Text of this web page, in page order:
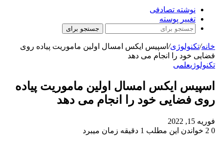
نوشته تصادفی
تغییر پوسته
جستجو برای
خانه/تکنولوژی/ اسپیس ایکس امسال اولین ماموریت پیاده روی
فضایی خود را انجام می دهد
تکنولوژیعلمی
اسپیس ایکس امسال اولین ماموریت پیاده
روی فضایی خود را انجام می دهد
فوریه 15, 2022
0
خواندن این مطلب 1 دقیقه زمان میبرد